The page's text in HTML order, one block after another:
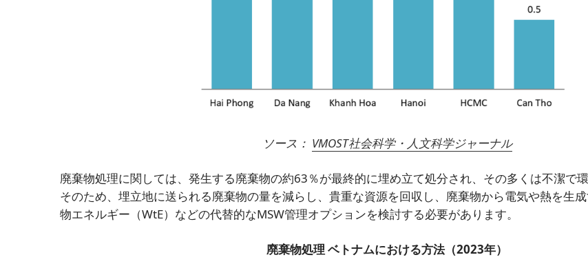
ソース： VMOST社会科学・人文科学ジャーナル
廃棄物処理に関しては、発生する廃棄物の約63％が最終的に埋め立て処分され、その多くは不潔で
そのため、埋立地に送られる廃棄物の量を減らし、貴重な資源を回収し、廃棄物から電気や熱を生
物エネルギー（WtE）などの代替的なMSW管理オプションを検討する必要があります。
廃棄物処理 ベトナムにおける方法（2023年）